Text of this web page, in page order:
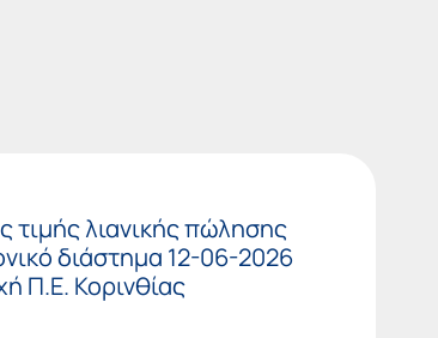
τιμής λιανικής πώλησης
διάστημα 12-06-2026
Π.Ε. Κορινθίας